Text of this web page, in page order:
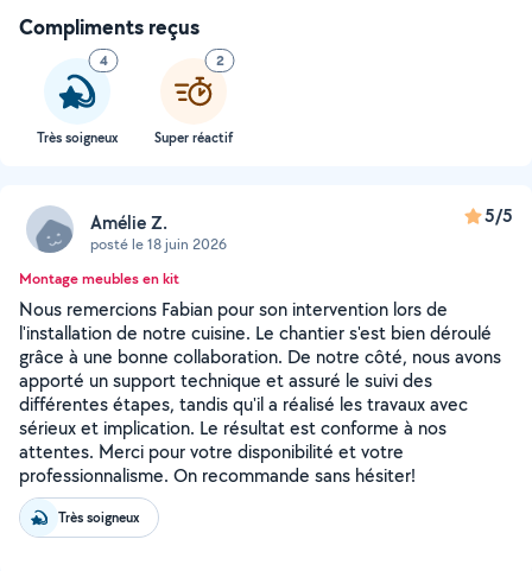
Compliments reçus
4
Très soigneux
2
Super réactif
Amélie Z.
posté le 18 juin 2026
5/5
Montage meubles en kit
Nous remercions Fabian pour son intervention lors de
l'installation de notre cuisine. Le chantier s'est bien déroulé
grâce à une bonne collaboration. De notre côté, nous avons
apporté un support technique et assuré le suivi des
différentes étapes, tandis qu'il a réalisé les travaux avec
sérieux et implication. Le résultat est conforme à nos
attentes. Merci pour votre disponibilité et votre
professionnalisme. On recommande sans hésiter!
Très soigneux